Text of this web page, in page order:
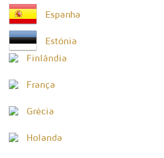
Espanha
Estónia
Finlândia
França
Grécia
Holanda